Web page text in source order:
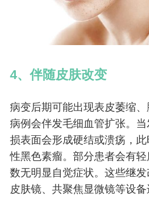
4、伴随皮肤改变
病变后期可能出现表皮萎缩
病例会伴发毛细血管扩张。
损表面会形成硬结或溃疡，
性黑色素瘤。部分患者会有
数无明显自觉症状。这些继
皮肤镜、共聚焦显微镜等设备